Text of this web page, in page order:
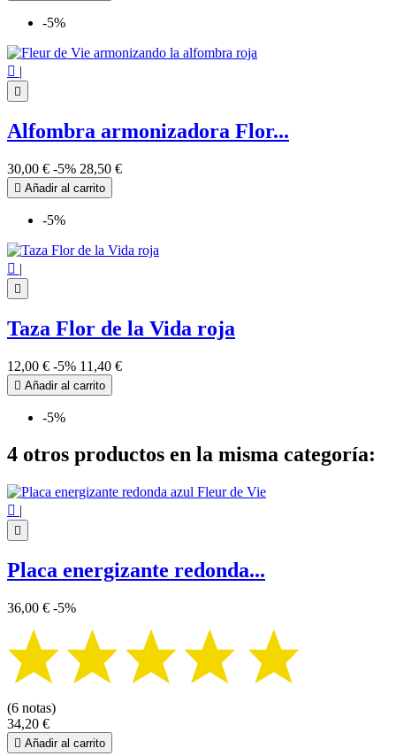
-5%
 |

Alfombra armonizadora Flor...
30,00 € -5% 28,50 €
 Añadir al carrito
-5%
 |

Taza Flor de la Vida roja
12,00 € -5% 11,40 €
 Añadir al carrito
-5%
4 otros productos en la misma categoría:
 |

Placa energizante redonda...
36,00 € -5%
(6 notas)
34,20 €
 Añadir al carrito